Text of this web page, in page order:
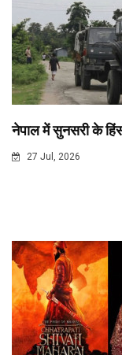
नेपाल में सुनसरी के
27 Jul, 2026